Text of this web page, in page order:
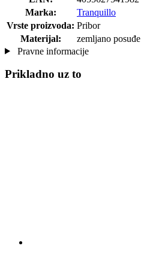
Marka:
Tranquillo
Vrste proizvoda: Pribor
Materijal:
zemljano posuđe
Pravne informacije
Prikladno uz to